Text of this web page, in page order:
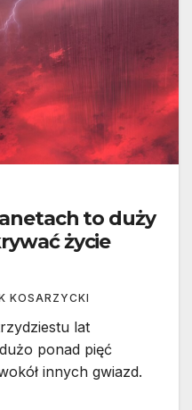
to duży
życie
KOSARZYCKI
lat
ponad pięć
innych gwiazd.